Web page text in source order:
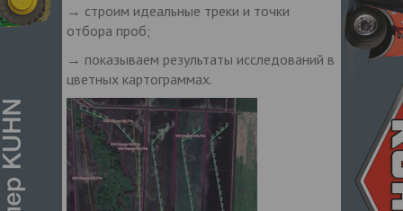
→ строим идеальные треки и точки
отбора проб;
→ показываем результаты исследований в
цветных картограммах.